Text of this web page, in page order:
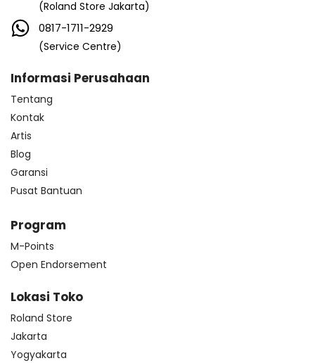
(Roland Store Jakarta)
0817-1711-2929
(Service Centre)
Informasi Perusahaan
Tentang
Kontak
Artis
Blog
Garansi
Pusat Bantuan
Program
M-Points
Open Endorsement
Lokasi Toko
Roland Store
Jakarta
Yogyakarta